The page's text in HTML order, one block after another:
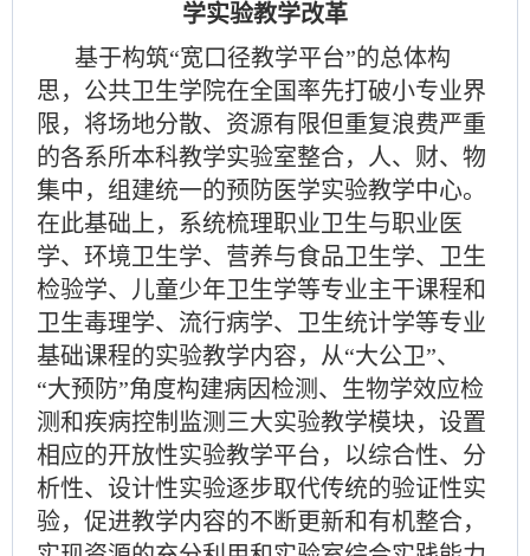
学实验教学改革
基于构筑“宽口径教学平台”的总体构
思，公共卫生学院在全国率先打破小专业界
限，将场地分散、资源有限但重复浪费严重
的各系所本科教学实验室整合，人、财、物
集中，组建统一的预防医学实验教学中心。
在此基础上，系统梳理职业卫生与职业医
学、环境卫生学、营养与食品卫生学、卫生
检验学、儿童少年卫生学等专业主干课程和
卫生毒理学、流行病学、卫生统计学等专业
基础课程的实验教学内容，从“大公卫”、
“大预防”角度构建病因检测、生物学效应检
测和疾病控制监测三大实验教学模块，设置
相应的开放性实验教学平台，以综合性、分
析性、设计性实验逐步取代传统的验证性实
验，促进教学内容的不断更新和有机整合，